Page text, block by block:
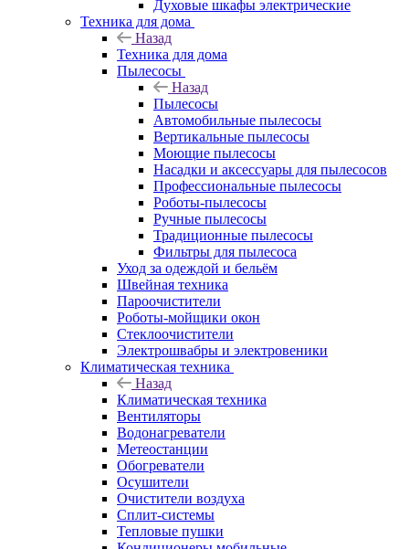
Духовые шкафы электрические
Техника для дома
Назад
Техника для дома
Пылесосы
Назад
Пылесосы
Автомобильные пылесосы
Вертикальные пылесосы
Моющие пылесосы
Насадки и аксессуары для пылесосов
Профессиональные пылесосы
Роботы-пылесосы
Ручные пылесосы
Традиционные пылесосы
Фильтры для пылесоса
Уход за одеждой и бельём
Швейная техника
Пароочистители
Роботы-мойщики окон
Стеклоочистители
Электрошвабры и электровеники
Климатическая техника
Назад
Климатическая техника
Вентиляторы
Водонагреватели
Метеостанции
Обогреватели
Осушители
Очистители воздуха
Сплит-системы
Тепловые пушки